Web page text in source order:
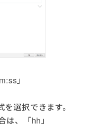
」
選択できます。
は、「hh」